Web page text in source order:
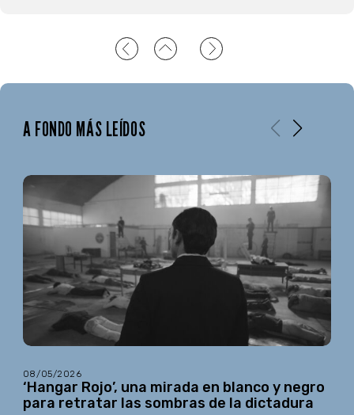
A FONDO MÁS LEÍDOS
08/05/2026
‘Hangar Rojo’, una mirada en blanco y negro
para retratar las sombras de la dictadura